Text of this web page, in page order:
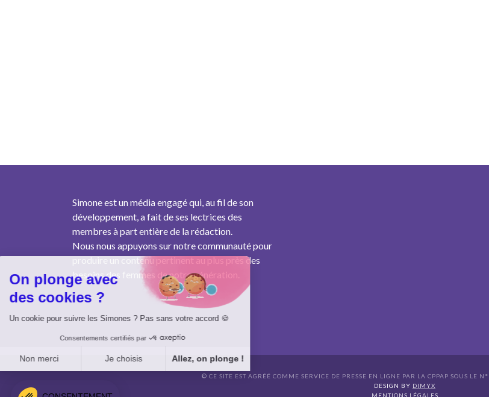
Simone est un média engagé qui, au fil de son
développement, a fait de ses lectrices des
membres à part entière de la rédaction.
Nous nous appuyons sur notre communauté pour
produire un contenu pertinent au plus près des
besoins des femmes de notre génération.
© CE SITE EST AGRÉÉ COMME SERVICE DE PRESSE EN LIGNE PAR LA CPPAP SOUS LE
DESIGN BY DIMYX
MENTIONS LÉGALES
On plonge avec
des cookies ?
Un cookie pour suivre les Simones ? Pas sans votre accord 🍪
Consentements certifiés par
Non merci Je choisis Allez, on plonge !
Plateforme de Gestion du Consentement : Personnalisez vos Options